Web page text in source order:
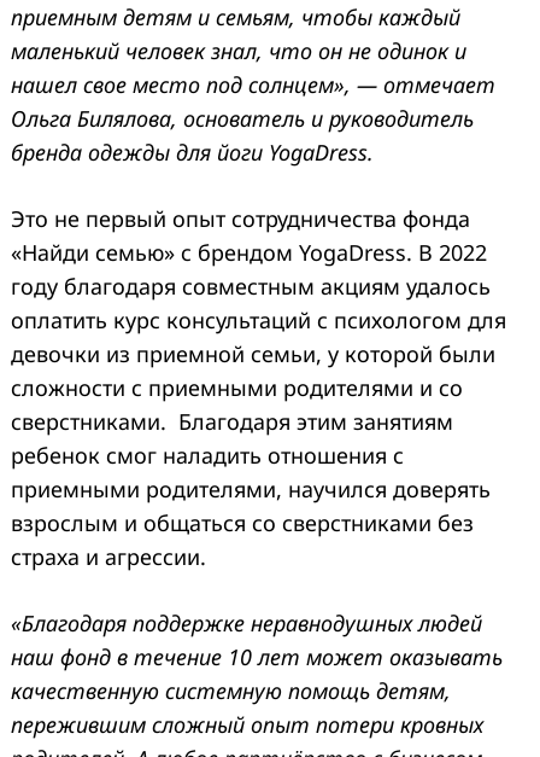
приемным детям и семьям, чтобы каждый
маленький человек знал, что он не одинок и
нашел свое место под солнцем», — отмечает
Ольга Билялова, основатель и руководитель
бренда одежды для йоги YogaDress.
Это не первый опыт сотрудничества фонда
«Найди семью» с брендом YogaDress. В 2022
году благодаря совместным акциям удалось
оплатить курс консультаций с психологом для
девочки из приемной семьи, у которой были
сложности с приемными родителями и со
сверстниками. Благодаря этим занятиям
ребенок смог наладить отношения с
приемными родителями, научился доверять
взрослым и общаться со сверстниками без
страха и агрессии.
«Благодаря поддержке неравнодушных людей
наш фонд в течение 10 лет может оказывать
качественную системную помощь детям,
пережившим сложный опыт потери кровных